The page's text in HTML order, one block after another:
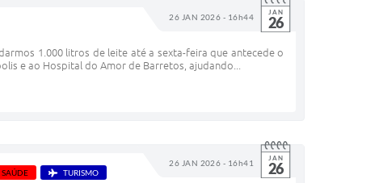
26 JAN 2026 - 16h44 JAN
26
1.000 litros de leite até a sexta-feira que antecede o
e ao Hospital do Amor de Barretos, ajudando...
26 JAN 2026 - 16h41 JAN
26
SAÚDE TURISMO